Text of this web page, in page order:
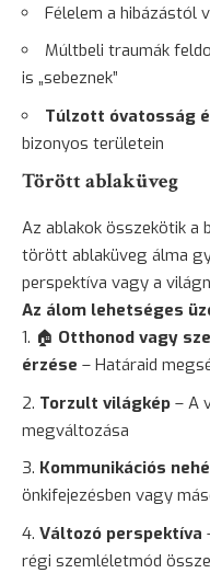
Félelem a hibázástól
Múltbeli traumák
is „sebeznek”
Túlzott óvatosság
bizonyos területein
Törött ablaküveg
Az ablakok összekötik a
törött ablaküveg álma
perspektíva vagy a
Az álom lehetséges
🏠 Otthonod vagy
érzése – Határaid
Torzult világkép – A
megváltozása
Kommunikációs
önkifejezésben vagy
Változó perspektíva
régi szemléletmód